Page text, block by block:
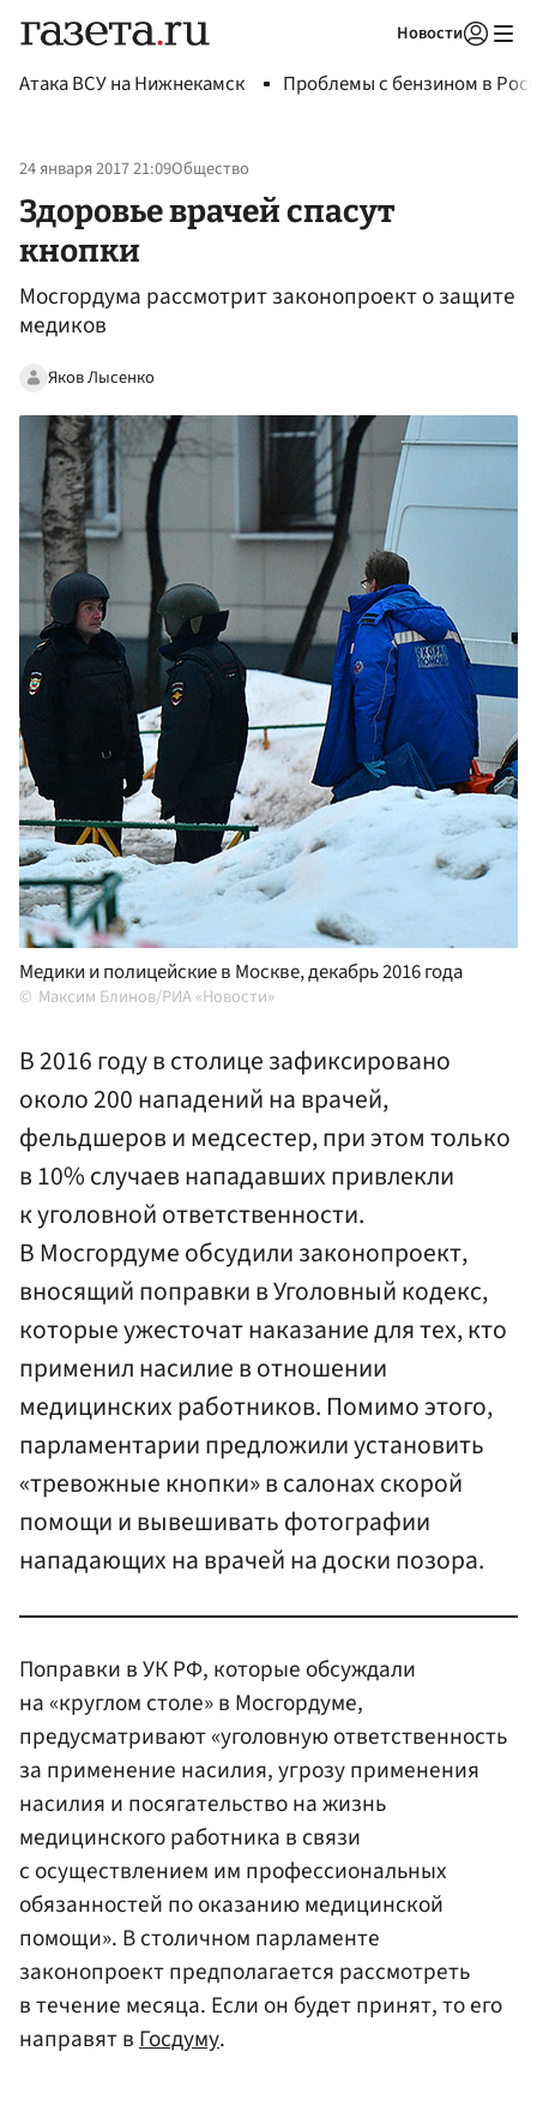
Новости
Атака ВСУ на Нижнекамск Проблемы с бензином в
24 января 2017 21:09Общество
Здоровье врачей спасут
кнопки
Мосгордума рассмотрит законопроект о защите
медиков
Яков Лысенко
Медики и полицейские в Москве, декабрь 2016 года
Максим Блинов/РИА «Новости»
В 2016 году в столице зафиксировано
около 200 нападений на врачей,
фельдшеров и медсестер, при этом только
в 10% случаев нападавших привлекли
к уголовной ответственности.
В Мосгордуме обсудили законопроект,
вносящий поправки в Уголовный кодекс,
которые ужесточат наказание для тех, кто
применил насилие в отношении
медицинских работников. Помимо этого,
парламентарии предложили установить
«тревожные кнопки» в салонах скорой
помощи и вывешивать фотографии
нападающих на врачей на доски позора.
Поправки в УК РФ, которые обсуждали
на «круглом столе» в Мосгордуме,
предусматривают «уголовную ответственность
за применение насилия, угрозу применения
насилия и посягательство на жизнь
медицинского работника в связи
с осуществлением им профессиональных
обязанностей по оказанию медицинской
помощи». В столичном парламенте
законопроект предполагается рассмотреть
в течение месяца. Если он будет принят, то его
направят вГосдуму.